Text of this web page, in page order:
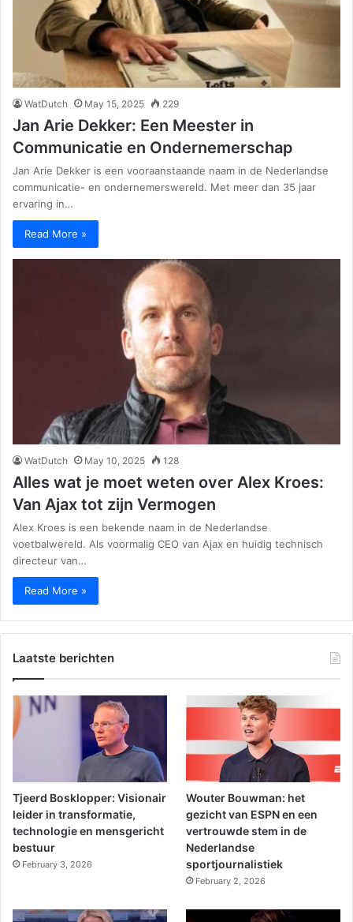
WatDutch May 15, 2025 229
Jan Arie Dekker: Een Meester in
Communicatie en Ondernemerschap
Jan Arie Dekker is een vooraanstaande naam in de Nederlandse
communicatie- en ondernemerswereld. Met meer dan 35 jaar
ervaring in…
Read More »
WatDutch May 10, 2025 128
Alles wat je moet weten over Alex Kroes:
Van Ajax tot zijn Vermogen
Alex Kroes is een bekende naam in de Nederlandse
voetbalwereld. Als voormalig CEO van Ajax en huidig technisch
directeur van…
Read More »
Laatste berichten
Tjeerd Bosklopper: Visionair
leider in transformatie,
technologie en mensgericht
bestuur
February 3, 2026
Wouter Bouwman: het
gezicht van ESPN en een
vertrouwde stem in de
Nederlandse
sportjournalistiek
February 2, 2026